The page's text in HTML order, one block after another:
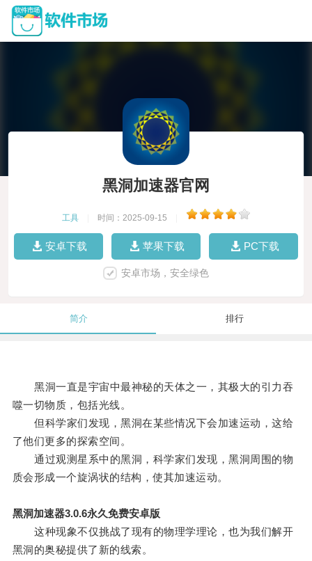
黑洞加速器官网
工具 时间：2025-09-15
安卓下载 苹果下载 PC下载
安卓市场，安全绿色
简介 排行
黑洞一直是宇宙中最神秘的天体之一，其极大的引力吞
噬一切物质，包括光线。
但科学家们发现，黑洞在某些情况下会加速运动，这给
了他们更多的探索空间。
通过观测星系中的黑洞，科学家们发现，黑洞周围的物
质会形成一个旋涡状的结构，使其加速运动。
黑洞加速器3.0.6永久免费安卓版
这种现象不仅挑战了现有的物理学理论，也为我们解开
黑洞的奥秘提供了新的线索。